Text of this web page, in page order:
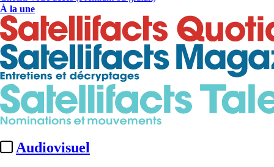
À la une
Audiovisuel